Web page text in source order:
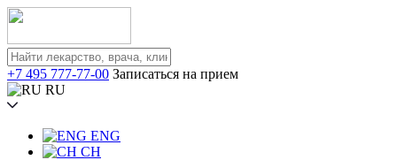
+7 495 777-77-00 Записаться на прием
RU
ENG
CH